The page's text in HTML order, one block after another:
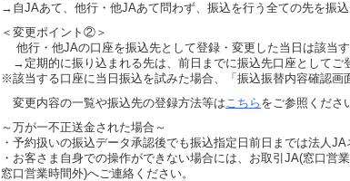
→自JAあて、他行・他JAあて問わず、振込を行う全ての先を振込
＜変更ポイント②＞
他行・他JAの口座を振込先として登録・変更した当日は該当す
→定期的に振り込まれる先は、前日までに振込先口座としてご
※該当する口座に当日振込を試みた場合、「振込振替内容確認画
変更内容の一覧や振込先の登録方法等はこちら をご参照くださ
～万が一不正送金された場合～
・予約扱いの振込データ承認後でも振込指定日前日までは法人
・お客さま自身での操作ができない場合には、お取引JA(窓口営
窓口営業時間外)へご連絡ください。